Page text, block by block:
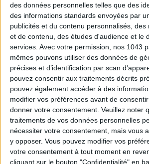
des données personnelles telles que des
des informations standards envoyées par
publicités et du contenu personnalisés, des
et de contenu, des études d'audience et le
services. Avec votre permission, nos 1043
mêmes pouvons utiliser des données de
précises et d’identification par scan
pouvez consentir aux traitements décrits
pouvez également accéder à des
modifier vos préférences avant de
donner votre consentement. Veuillez noter
traitements de vos données personnelles
nécessiter votre consentement, mais vous
y opposer. Vous pouvez modifier vos
votre consentement à tout moment en
cliquant sur le bouton "Confidentialité" en
3 TREATMENTS TO ATOMIZE CELLULITE FOR